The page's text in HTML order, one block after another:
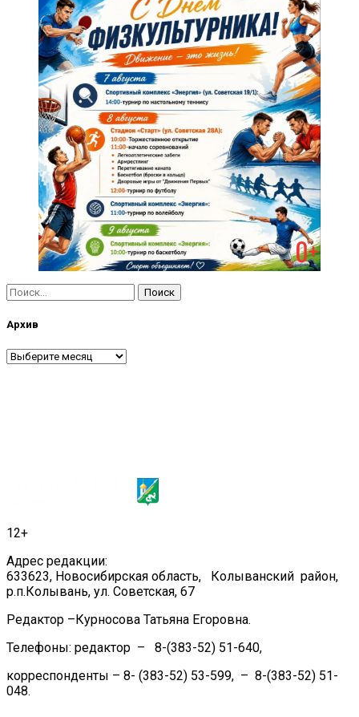
Найти:
Архив
Архив
12+
Адрес редакции:
633623, Новосибирская область, Колыванский район,
р.п.Колывань, ул. Советская, 67
Редактор –Курносова Татьяна Егоровна.
Телефоны: редактор – 8-(383-52) 51-640,
корреспонденты – 8- (383-52) 53-599, – 8-(383-52) 51-
048.